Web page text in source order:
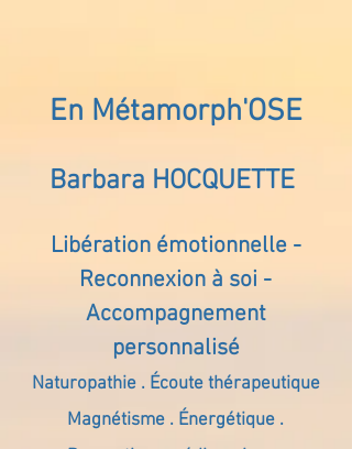
En Métamorph'OSE
Barbara HOCQUETTE
Libération émotionnelle -
Reconnexion à soi -
Accompagnement
personnalisé
Naturopathie . Écoute thérapeutique
Magnétisme . Énergétique .